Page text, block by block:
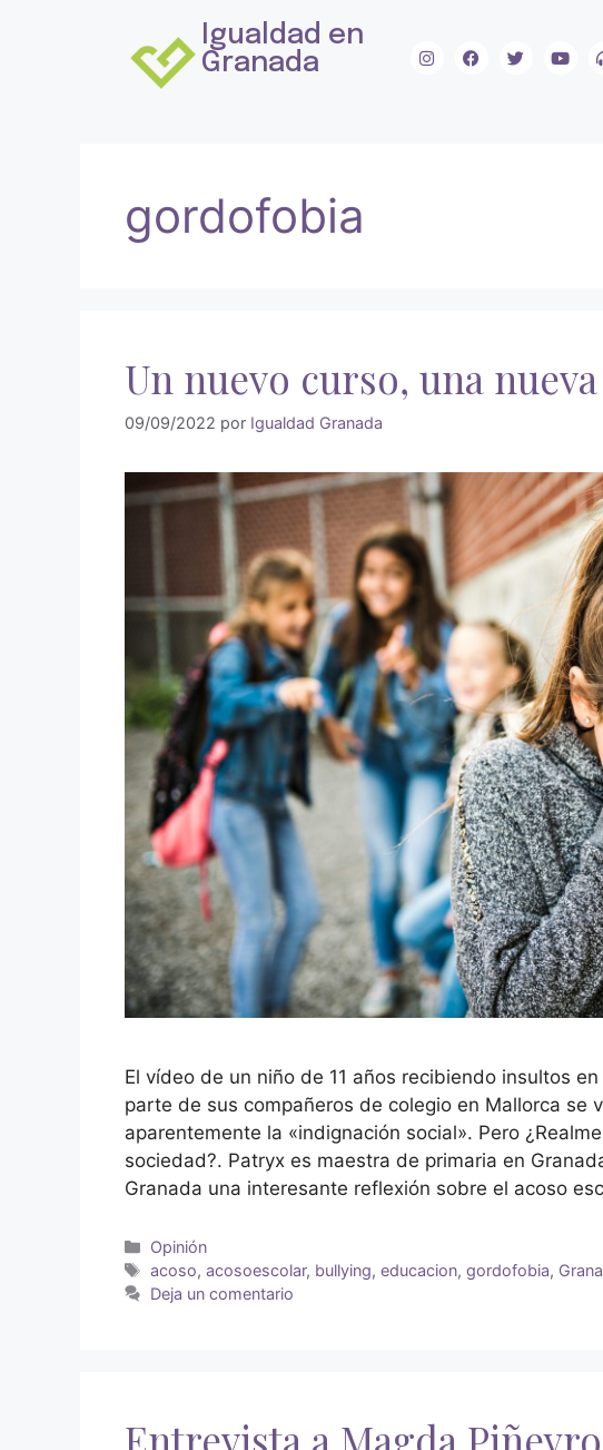
Igualdad en
Granada
gordofobia
Un nuevo curso, una
09/09/2022 por Igualdad Granada
El vídeo de un niño de 11 años recibiendo insultos
parte de sus compañeros de colegio en Mallorca se
aparentemente la «indignación social». Pero
sociedad?. Patryx es maestra de primaria en
Granada una interesante reflexión sobre el acoso
Opinión
acoso,acosoescolar, bullying,educacion,gordofobia,
Deja un comentario
Entrevista a Magda